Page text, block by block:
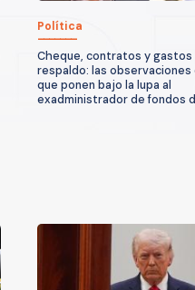
Política
Cheque, contratos y gastos
respaldo: las observaciones
que ponen bajo la lupa al
exadministrador de fondos